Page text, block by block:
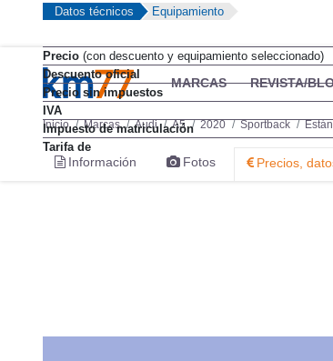
Precio(con descuento y equipamiento seleccionado)
Descuento oficial
Precio sin impuestos
IVA
Impuesto de matriculación
Tarifa de